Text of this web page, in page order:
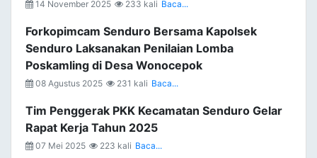
14 November 2025 233 kali Baca...
Forkopimcam Senduro Bersama Kapolsek
Senduro Laksanakan Penilaian Lomba
Poskamling di Desa Wonocepok
08 Agustus 2025 231 kali Baca...
Tim Penggerak PKK Kecamatan Senduro Gelar
Rapat Kerja Tahun 2025
07 Mei 2025 223 kali Baca...